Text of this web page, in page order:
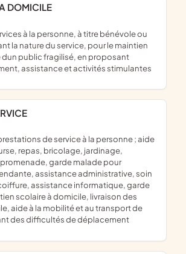
A DOMICILE
la nature du service, pour le maintien
dun public fragilisé, en proposant
assistance et activités stimulantes
repas, bricolage, jardinage,
garde malade pour
assistance administrative, soin
assistance informatique, garde
scolaire à domicile, livraison des
aide à la mobilité et au transport de
des difficultés de déplacement